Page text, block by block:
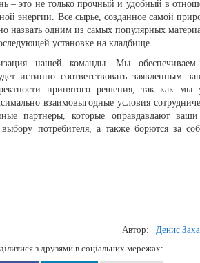
– это не только прочный и удобный в
энергии. Все сырье, созданное самой
назвать одним из самых популярных
установке на кладбище.
нашей команды. Мы обеспечиваем
истинно соответствовать заявленным
принятого решения, так как мы
взаимовыгодные условия
партнеры, которые оправдавдают
потребителя, а также борются за
Автор: Денис
з друзями в соціальних мережах: